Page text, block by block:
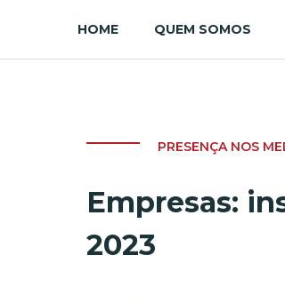
HOME QUEM SOMOS
PRESENÇA NOS
Empresas:
2023